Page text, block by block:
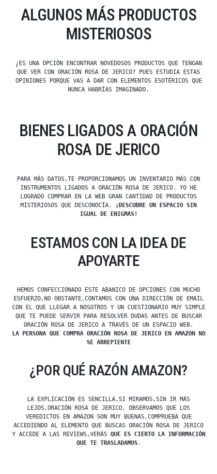
ALGUNOS MÁS PRODUCTOS
MISTERIOSOS
¿ES UNA OPCIÓN ENCONTRAR NOVEDOSOS PRODUCTOS QUE TENGAN
QUE VER CON ORACIÓN ROSA DE JERICO? PUES ESTUDIA ESTAS
OPINIONES PORQUE VAS A DAR CON ELEMENTOS ESOTÉRICOS QUE
NUNCA HABRÍAS IMAGINADO.
BIENES LIGADOS A ORACIÓN
ROSA DE JERICO
PARA MÁS DATOS,TE PROPORCIONAMOS UN INVENTARIO MÁS CON
INSTRUMENTOS LIGADOS A ORACIÓN ROSA DE JERICO. YO HE
LOGRADO COMPRAR EN LA WEB GRAN CANTIDAD DE PRODUCTOS
MISTERIOSOS QUE DESCONOCÍA.
¡DESCUBRE UN ESPACIO SIN
IGUAL DE ENIGMAS!
ESTAMOS CON LA IDEA DE
APOYARTE
HEMOS CONFECCIONADO ESTE ABANICO DE OPCIONES CON MUCHO
ESFUERZO,NO OBSTANTE,CONTAMOS CON UNA DIRECCIÓN DE EMAIL
CON EL QUE LLEGAR A NOSOTROS Y UN CUESTIONARIO MUY SIMPLE
QUE TE PUEDE SERVIR PARA RESOLVER DUDAS ANTES DE BUSCAR
ORACIÓN ROSA DE JERICO A TRAVÉS DE UN ESPACIO WEB.
LA PERSONA QUE COMPRA ORACIÓN ROSA DE JERICO EN AMAZON NO
SE ARREPIENTE
¿POR QUÉ RAZÓN AMAZON?
LA EXPLICACIÓN ES SENCILLA,SI MIRAMOS,SIN IR MÁS
LEJOS,ORACIÓN ROSA DE JERICO, OBSERVAMOS QUE LOS
VEREDICTOS EN AMAZON SON MUY BUENAS,COMPRUEBA QUE
ACCEDIENDO AL ELEMENTO QUE BUSCAS ORACIÓN ROSA DE JERICO
Y ACCEDE A LAS REVIEWS,VERÁS QUE ES CIERTO LA INFORMACIÓN
QUE TE TRASLADAMOS.